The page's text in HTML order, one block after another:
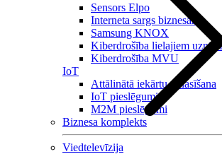
Sensors Elpo
Interneta sargs biznesam
Samsung KNOX
Kiberdrošība lielajiem
Kiberdrošība MVU
IoT
Attālinātā iekārtu nolasīšana
IoT pieslēgumi
M2M pieslēgumi
Biznesa komplekts
Viedtelevīzija